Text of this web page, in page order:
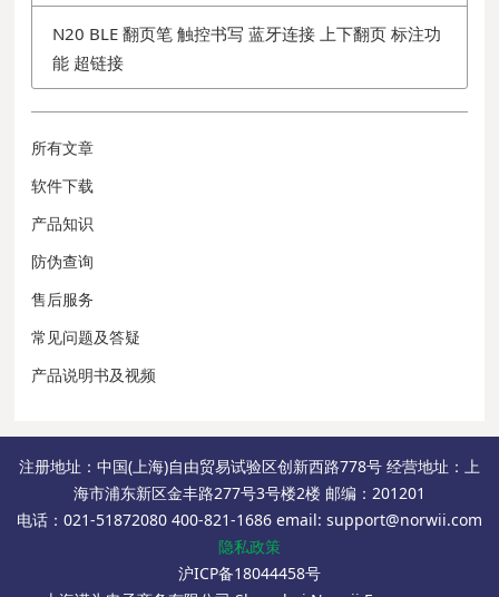
N20 BLE 翻页笔 触控书写 蓝牙连接 上下翻页 标注功
能 超链接
所有文章
软件下载
产品知识
防伪查询
售后服务
常见问题及答疑
产品说明书及视频
注册地址：中国(上海)自由贸易试验区创新西路778号 经营地址：上
海市浦东新区金丰路277号3号楼2楼 邮编：201201
电话：021-51872080 400-821-1686 email: support@norwii.com
隐私政策
沪ICP备18044458号